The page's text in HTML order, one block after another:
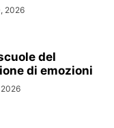
2026
del
di emozioni